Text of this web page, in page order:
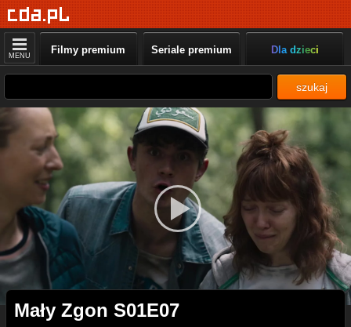
MENU Filmy premium Seriale premium Dla dzieci
szukaj
Mały Zgon S01E07